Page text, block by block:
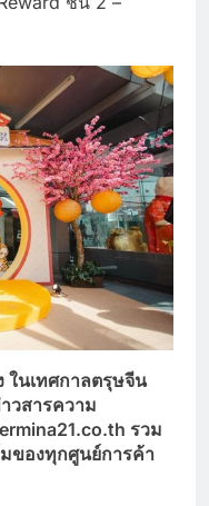
ในเทศกาลตรุษจีน
วสารความ
รวม
ของทุกศูนย์การค้า